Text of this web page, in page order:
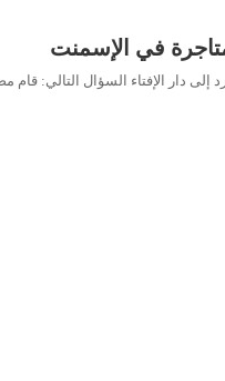
في الإسمنت